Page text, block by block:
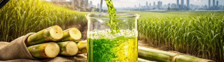
Exmagistrada de la Corte Suprema de Justicia, nombrada
porJuan Carlos Varela.
Votó a favor deArquesio Ariasen el caso de abuso sexual
contra múltiples niñas en la Comarca Guna Yala.